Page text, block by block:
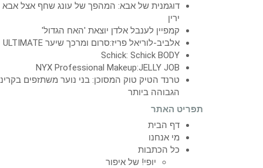
דוגמנית של אבא: המהפך של עונג שחף אצל אבא
ירין
קמפיין לענבל אלדן יוצאת 'האח הגדול'
אלביב-לוריאל פריז:סרום ומרכך שיער ULTIMATE
Schick: Schick BODY
NYX Professional Makeup:JELLY JOB
טרנד הטיק טוק המסוכן: בני נוער משתזפים
הגבוהה ביותר
תפריט האתר
דף הבית
מי אנחנו
כל הכתבות
יופי! של איפור